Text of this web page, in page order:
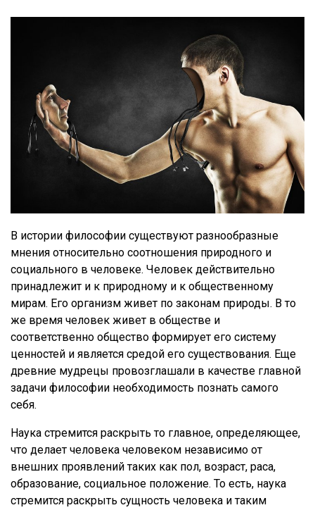
В истории философии существуют разнообразные
мнения относительно соотношения природного и
социального в человеке. Человек действительно
принадлежит и к природному и к общественному
мирам. Его организм живет по законам природы. В то
же время человек живет в обществе и
соответственно общество формирует его систему
ценностей и является средой его существования. Еще
древние мудрецы провозглашали в качестве главной
задачи философии необходимость познать самого
себя.
Наука стремится раскрыть то главное, определяющее,
что делает человека человеком независимо от
внешних проявлений таких как пол, возраст, раса,
образование, социальное положение. То есть, наука
стремится раскрыть сущность человека и таким